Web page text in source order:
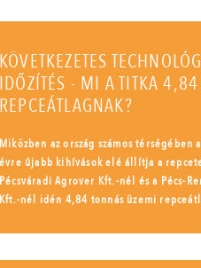
KÖVETKEZETES
IDŐZÍTÉS - MI A TITKA 4,84
REPCEÁTLAGNAK?
Miközben az ország számos térségében
évre újabb kihívások elé állítja a
Pécsváradi Agrover Kft.-nél és a Pécs-
Kft.-nél idén 4,84 tonnás üzemi